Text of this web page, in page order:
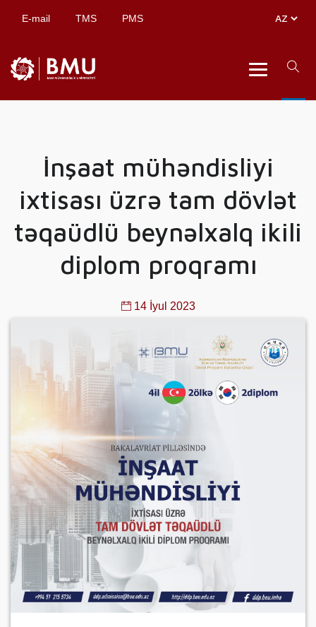
E-mail TMS PMS
İnşaat mühəndisliyi
ixtisası üzrə tam dövlət
təqaüdlü beynəlxalq ikili
diplom proqramı
14 İyul 2023